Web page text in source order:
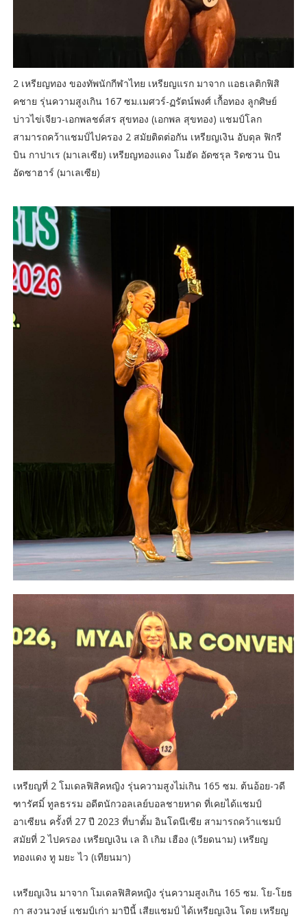
2 เหรียญทอง ของทัพนักกีฬาไทย เหรียญแรก มาจาก แอธเลติกฟิสิ
คชาย รุ่นความสูงเกิน 167 ซม.เมศวร์-ฏรัตน์พงศ์ เกื้อทอง ลูกศิษย์
บ่าวไข่เจียว-เอกพลชด์สร สุขทอง (เอกพล สุขทอง) แชมป์โลก
สามารถคว้าแชมป์ไปครอง 2 สมัยติดต่อกัน เหรียญเงิน อับดุล ฟิกรี
บิน กาปาเร (มาเลเซีย) เหรียญทองแดง โมฮัด อัดซรุล ริดซวน บิน
อัดซาฮาร์ (มาเลเซีย)
เหรียญที่ 2 โมเดลฟิสิคหญิง รุ่นความสูงไม่เกิน 165 ซม. ต้นอ้อย-วดี
ฑารัศมิ์ ทูลธรรม อดีตนักวอลเลย์บอลชายหาด ที่เคยได้แชมป์
อาเซียน ครั้งที่ 27 ปี 2023 ที่บาตั้ม อินโดนีเซีย สามารถคว้าแชมป์
สมัยที่ 2 ไปครอง เหรียญเงิน เล ถิ เกิม เฮือง (เวียดนาม) เหรียญ
ทองแดง ทู มยะ ไว (เทียนมา)
เหรียญเงิน มาจาก โมเดลฟิสิคหญิง รุ่นความสูงเกิน 165 ซม. โย-โยธ
กา สงวนวงษ์ แชมป์เก่า มาปีนี้ เสียแชมป์ ได้เหรียญเงิน โดย เหรียญ